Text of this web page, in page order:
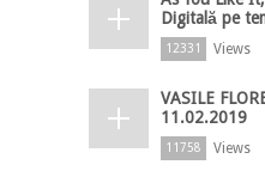
Digitală pe
12331 Views
VASILE
11.02.2019
11758 Views